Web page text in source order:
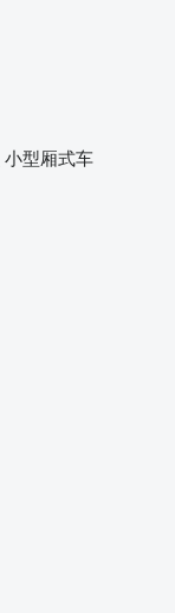
小型厢式车